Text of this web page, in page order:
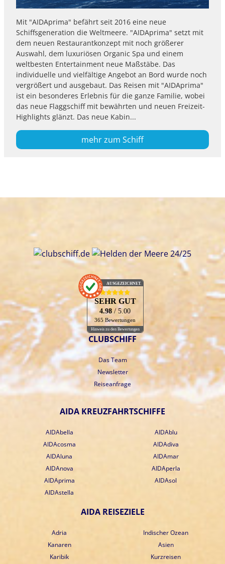
Mit "AIDAprima" befährt seit 2016 eine neue
Schiffsgeneration die Weltmeere. "AIDAprima" setzt mit
dem neuen Restaurantkonzept mit noch größerer
Auswahl, dem luxuriösen Organic Spa und einem
weltbesten Entertainment neue Maßstäbe. Das
individuelle und vielfältige Angebot an Bord wurde noch
vergrößert und ausgebaut. Das Reisen mit "AIDAprima"
ist ein besonderes Erlebnis für die ganze Familie, wobei
das neue Flaggschiff mit bewährten und neuen Freizeit-
Highlights glänzt. Das neue Kabin...
mehr zum Schiff
AUSGEZEICHNET.org
SEHR GUT
4.98/ 5.00
365 Bewertungen
Hinweis zu den Bewertungen
CLUBSCHIFF
Das Team
Newsletter
Reiseanfrage
AIDA KREUZFAHRTSCHIFFE
AIDAbella
AIDAblu
AIDAcosma
AIDAdiva
AIDAluna
AIDAmar
AIDAnova
AIDAperla
AIDAprima
AIDAsol
AIDAstella
AIDA REISEZIELE
Adria
Indischer Ozean
Kanaren
Asien
Karibik
Kurzreisen